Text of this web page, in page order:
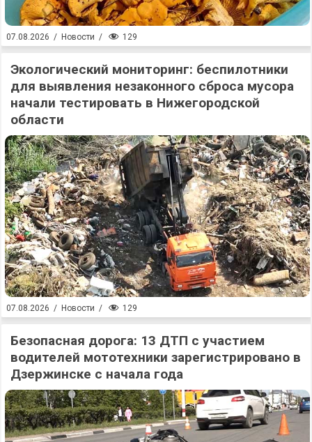
07.08.2026 / Новости / 129
Экологический мониторинг: беспилотники
для выявления незаконного сброса мусора
начали тестировать в Нижегородской
области
07.08.2026 / Новости / 129
Безопасная дорога: 13 ДТП с участием
водителей мототехники зарегистрировано в
Дзержинске с начала года